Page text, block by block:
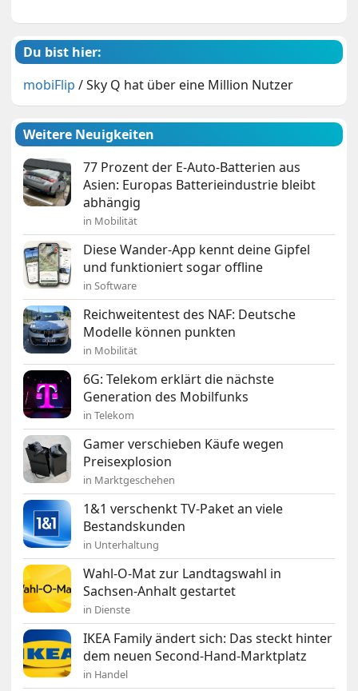
Du bist hier:
mobiFlip /Sky Q hat über eine Million Nutzer
Weitere Neuigkeiten
77 Prozent der E-Auto-Batterien aus
Asien: Europas Batterieindustrie bleibt
abhängig
in Mobilität
Diese Wander-App kennt deine Gipfel
und funktioniert sogar offline
in Software
Reichweitentest des NAF: Deutsche
Modelle können punkten
in Mobilität
6G: Telekom erklärt die nächste
Generation des Mobilfunks
in Telekom
Gamer verschieben Käufe wegen
Preisexplosion
in Marktgeschehen
1&1 verschenkt TV-Paket an viele
Bestandskunden
in Unterhaltung
Wahl-O-Mat zur Landtagswahl in
Sachsen-Anhalt gestartet
in Dienste
IKEA Family ändert sich: Das steckt hinter
dem neuen Second-Hand-Marktplatz
in Handel